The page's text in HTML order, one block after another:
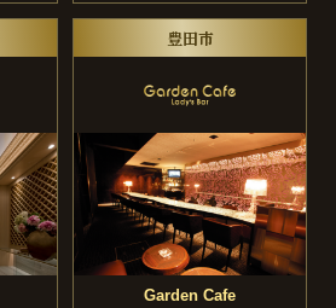
豊田市
Garden Cafe